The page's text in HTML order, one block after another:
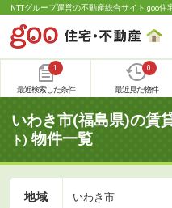
NTTグループ運営の不動産総合サイト goo住
1
最近検索した条件
0
最近見た物件
いわき市(福島県)の賃
ト) 物件一覧
地域 いわき市